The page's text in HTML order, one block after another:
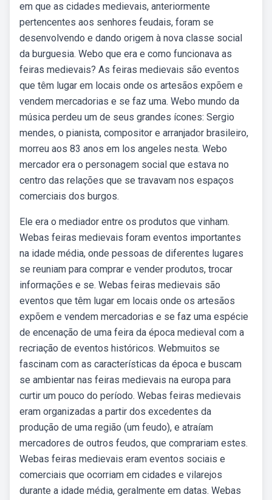
em que as cidades medievais, anteriormente
pertencentes aos senhores feudais, foram se
desenvolvendo e dando origem à nova classe social
da burguesia. Webo que era e como funcionava as
feiras medievais? As feiras medievais são eventos
que têm lugar em locais onde os artesãos expõem e
vendem mercadorias e se faz uma. Webo mundo da
música perdeu um de seus grandes ícones: Sergio
mendes, o pianista, compositor e arranjador brasileiro,
morreu aos 83 anos em los angeles nesta. Webo
mercador era o personagem social que estava no
centro das relações que se travavam nos espaços
comerciais dos burgos.
Ele era o mediador entre os produtos que vinham.
Webas feiras medievais foram eventos importantes
na idade média, onde pessoas de diferentes lugares
se reuniam para comprar e vender produtos, trocar
informações e se. Webas feiras medievais são
eventos que têm lugar em locais onde os artesãos
expõem e vendem mercadorias e se faz uma espécie
de encenação de uma feira da época medieval com a
recriação de eventos históricos. Webmuitos se
fascinam com as características da época e buscam
se ambientar nas feiras medievais na europa para
curtir um pouco do período. Webas feiras medievais
eram organizadas a partir dos excedentes da
produção de uma região (um feudo), e atraíam
mercadores de outros feudos, que comprariam estes.
Webas feiras medievais eram eventos sociais e
comerciais que ocorriam em cidades e vilarejos
durante a idade média, geralmente em datas. Webas